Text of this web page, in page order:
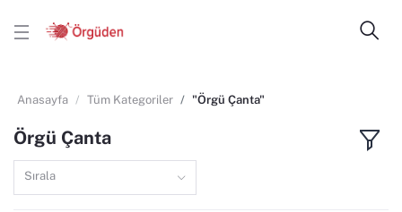
Anasayfa Tüm Kategoriler "Örgü Çanta"
Örgü Çanta
Sırala